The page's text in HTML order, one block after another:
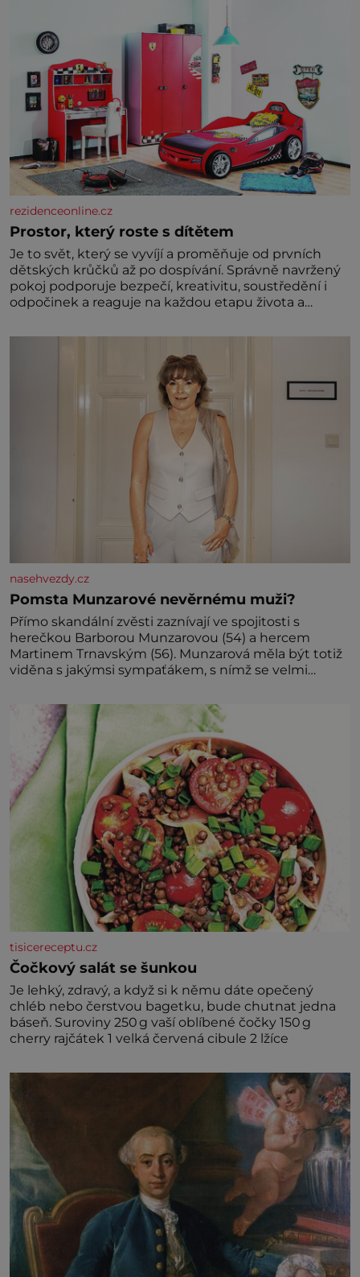
rezidenceonline.cz
Prostor, který roste s dítětem
Je to svět, který se vyvíjí a proměňuje od prvních
dětských krůčků až po dospívání. Správně navržený
pokoj podporuje bezpečí, kreativitu, soustředění i
odpočinek a reaguje na každou etapu života a
jednoduchost, měkkost a bezpečí, proto by pokoj
nasehvezdy.cz
Pomsta Munzarové nevěrnému muži?
Přímo skandální zvěsti zaznívají ve spojitosti s
herečkou Barborou Munzarovou (54) a hercem
Martinem Trnavským (56). Munzarová měla být totiž
viděna s jakýmsi sympaťákem, s nímž se velmi
tisicereceptu.cz
Čočkový salát se šunkou
Je lehký, zdravý, a když si k němu dáte opečený
chléb nebo čerstvou bagetku, bude chutnat jedna
báseň. Suroviny 250 g vaší oblíbené čočky 150 g
cherry rajčátek 1 velká červená cibule 2 lžíce